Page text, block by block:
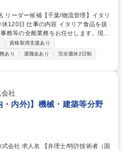
リア食品を扱
務等の全般業務をお任せします。現場
整、パートスタッフ管理など業務を幅
荷：フォークリフト
業 ■流通加工：EC向けセット組み、日
配送遅延や在庫状況に応じた臨機応変
スタートし、徐々に全工程を習得して
資格取得支援あり
あり 退職金あり
完全週休2日制
社
・内外)】機械・建築等分野
技術者（国